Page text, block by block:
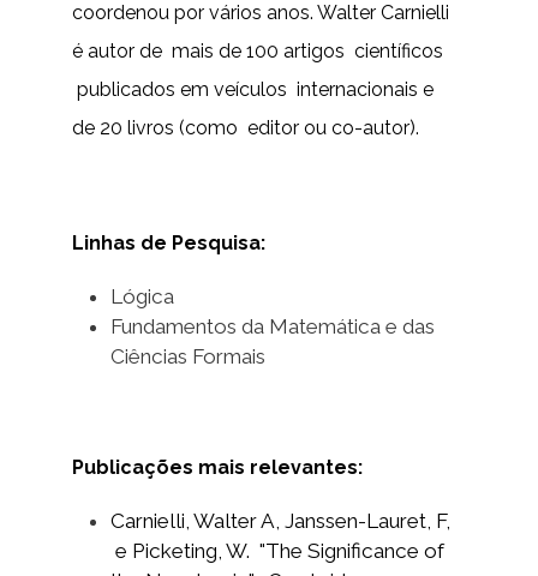
coordenou por vários anos. Walter Carnielli
é autor de mais de 100 artigos científicos
publicados em veículos internacionais e
de 20 livros (como editor ou co-autor).
Linhas de Pesquisa:
Lógica
Fundamentos da Matemática e das
Ciências Formais
Publicações mais relevantes:
Carnielli, Walter A, Janssen-Lauret, F,
e Picketing, W. "The Significance of